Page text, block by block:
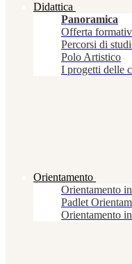
Didattica
Panoramica
Offerta
Percorsi di
Polo Artistico
I progetti delle
Orientamento
Orientamento
Padlet
Orientamento